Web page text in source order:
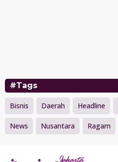
#Tags
Bisnis Daerah Headline
News Nusantara Ragam